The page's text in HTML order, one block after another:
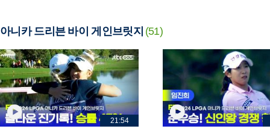
아니카 드리븐 바이 게인브릿지 (51)
21:54